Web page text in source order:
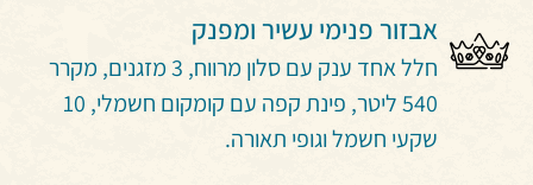
אבזור פנימי עשיר ומפנק
חלל אחד ענק עם סלון מרווח, 3 מזגנים, מקרר
540 ליטר, פינת קפה עם קומקום חשמלי, 10
שקעי חשמל וגופי תאורה.